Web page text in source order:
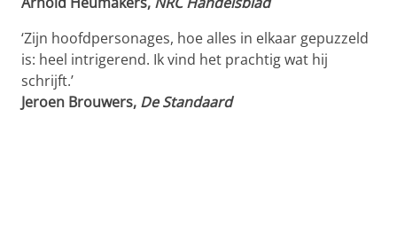
‘Zijn hoofdpersonages, hoe alles in elkaar gepuzzeld
is: heel intrigerend. Ik vind het prachtig wat hij
schrijft.’
Jeroen Brouwers, De Standaard